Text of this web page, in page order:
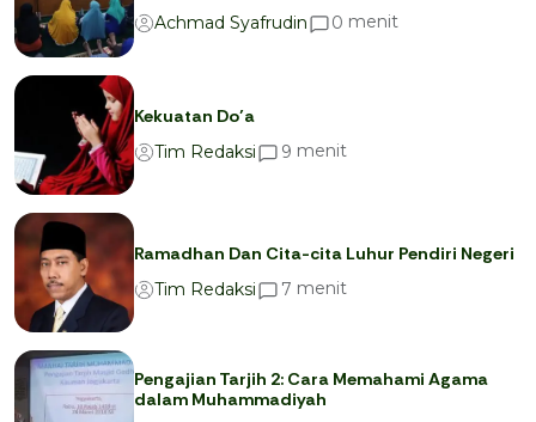
Achmad Syafrudin
0 menit
Kekuatan Do’a
Tim Redaksi
9 menit
Ramadhan Dan Cita-cita Luhur Pendiri Negeri
Tim Redaksi
7 menit
Pengajian Tarjih 2: Cara Memahami Agama
dalam Muhammadiyah